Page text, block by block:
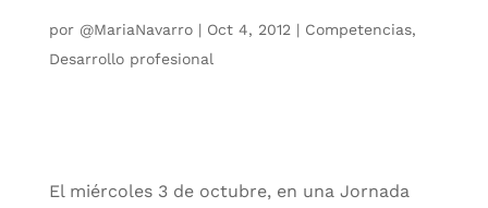
por @MariaNavarro| Oct 4, 2012 | Competencias,
Desarrollo profesional
El miércoles 3 de octubre, en una Jornada